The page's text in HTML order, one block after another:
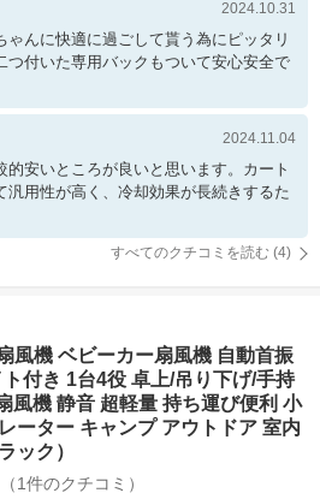
2024.10.31
んに快適に過ごして貰う為にピッタリ
つ付いた専用バックもついて安心安全で
2024.11.04
安いところが良いと思います。カート
汎用性が高く、冷却効果が長続きするた
すべてのクチコミを読む (4)
風機 ベビーカー扇風機 自動首振
付き 1台4役 卓上/吊り下げ/手持
風機 静音 超軽量 持ち運び便利 小
ーター キャンプ アウトドア 室内
ック）
（1件のクチコミ）